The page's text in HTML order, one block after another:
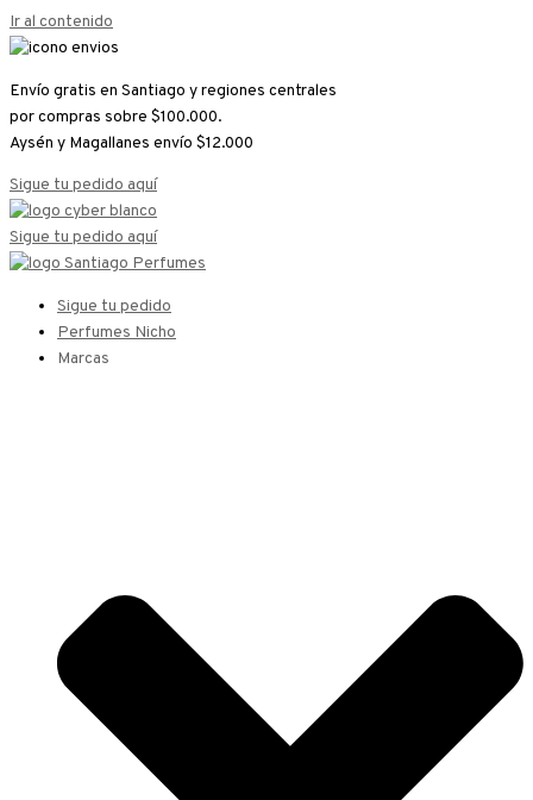
Ir al contenido
Envío gratis en Santiago y regiones centrales
por compras sobre $100.000.
Aysén y Magallanes envío $12.000
Sigue tu pedido aquí
Sigue tu pedido aquí
Sigue tu pedido
Perfumes Nicho
Marcas